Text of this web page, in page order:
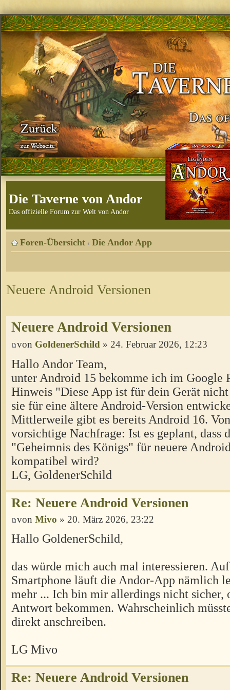
Die Taverne von Andor
Das offizielle Forum zur Welt von Andor
Foren-Übersicht ‹ Die Andor App
Neuere Android Versionen
Neuere Android Versionen
von GoldenerSchild » 24. Februar 2026, 12:23
Hallo Andor Team,
unter Android 15 bekomme ich im Google
Hinweis "Diese App ist für dein Gerät
sie für eine ältere Android-Version
Mittlerweile gibt es bereits Android 16.
vorsichtige Nachfrage: Ist es geplant, dass
"Geheimnis des Königs" für neuere
kompatibel wird?
LG, GoldenerSchild
Re: Neuere Android Versionen
von Mivo » 20. März 2026, 23:22
Hallo GoldenerSchild,
das würde mich auch mal interessieren.
Smartphone läuft die Andor-App nämlich
mehr ... Ich bin mir allerdings nicht sicher,
Antwort bekommen. Wahrscheinlich
direkt anschreiben.
LG Mivo
Re: Neuere Android Versionen